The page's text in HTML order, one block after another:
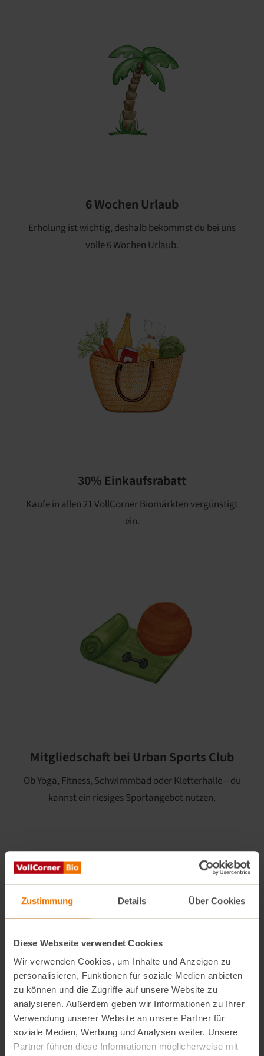
Zustimmung Details Über Cookies
Diese Webseite verwendet Cookies
Wir verwenden Cookies, um Inhalte und Anzeigen zu
personalisieren, Funktionen für soziale Medien anbieten
zu können und die Zugriffe auf unsere Website zu
analysieren. Außerdem geben wir Informationen zu Ihrer
Verwendung unserer Website an unsere Partner für
soziale Medien, Werbung und Analysen weiter. Unsere
Partner führen diese Informationen möglicherweise mit
6 Wochen Urlaub
Erholung ist wichtig, deshalb bekommst du bei uns
volle 6 Wochen Urlaub.
30% Einkaufsrabatt
Kaufe in allen 21 VollCorner Biomärkten vergünstigt
ein.
Mitgliedschaft bei Urban Sports Club
Ob Yoga, Fitness, Schwimmbad oder Kletterhalle – du
kannst ein riesiges Sportangebot nutzen.
Kostenloses Deutschland TicketJob